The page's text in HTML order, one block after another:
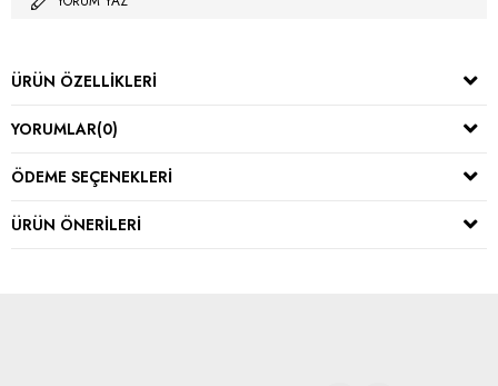
ÜRÜN ÖZELLIKLERI
YORUMLAR(0)
ÖDEME SEÇENEKLERI
ÜRÜN ÖNERILERI